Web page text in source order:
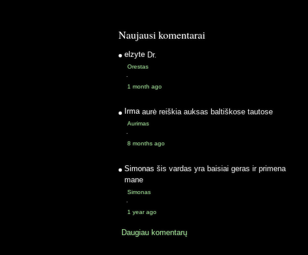
Naujausi komentarai
elzyte Dr.
Orestas
·
1 month ago
Irma aurė reiškia auksas baltiškose tautose
Aurimas
·
8 months ago
Simonas šis vardas yra baisiai geras ir primena
mane
Simonas
·
1 year ago
Daugiau komentarų